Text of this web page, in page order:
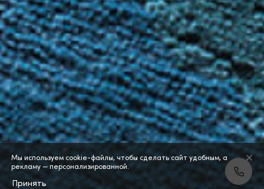
Мы используем cookie-файлы, чтобы сделать сайт удобным, а
рекламу — персонализированной.
Принять